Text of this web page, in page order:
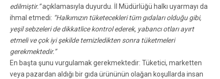
edilmiştir.”açıklamasıyla duyurdu. İl Müdürlüğü halkı uyarmayı da
ihmal etmedi: “Halkımızın tüketecekleri tüm gıdaları olduğu gibi,
yeşil sebzeleri de dikkatlice kontrol ederek, yabancı otları ayırt
etmeli ve çok iyi şekilde temizledikten sonra tüketmeleri
gerekmektedir.”
En başta şunu vurgulamak gerekmektedir: Tüketici, marketten
veya pazardan aldığı bir gıda ürününün olağan koşullarda insan